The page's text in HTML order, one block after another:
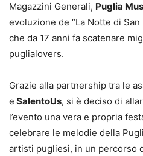
Magazzini Generali, Puglia
evoluzione de “La Notte di
che da 17 anni fa scatenare
puglialovers.
Grazie alla partnership tra le
e SalentoUs, si è deciso di
l’evento una vera e propria
celebrare le melodie della
artisti pugliesi, in un percorso